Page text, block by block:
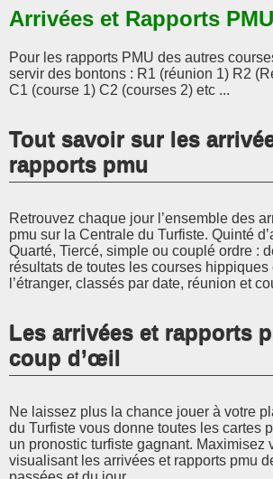
Arrivées et Rapports PMU
Pour les rapports PMU des autres
servir des bontons : R1 (réunion 1) R2
C1 (course 1) C2 (courses 2) etc ...
Tout savoir sur les
rapports pmu
Retrouvez chaque jour l’ensemble des
pmu sur la Centrale du Turfiste. Quinté
Quarté, Tiercé, simple ou couplé ordre :
résultats de toutes les courses hippiques
l’étranger, classés par date, réunion et
Les arrivées et rapports
coup d’œil
Ne laissez plus la chance jouer à votre
du Turfiste vous donne toutes les cartes
un pronostic turfiste gagnant. Maximisez
visualisant les arrivées et rapports pmu